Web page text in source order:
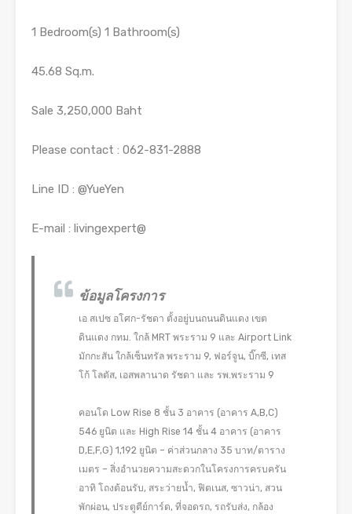
1 Bedroom(s) 1 Bathroom(s)
45.68 Sq.m.
Sale 3,250,000 Baht
Please contact : 062-831-2888
Line ID : @YueYen
E-mail : livingexpert@
ข้อมูลโครงการ
เอ สเปซ อโศก-รัชดา ตั้งอยู่บนถนนดินแดง เขต
ดินแดง กทม. ใกล้ MRT พระราม 9 และ Airport Link
มักกะสัน ใกล้เซ็นทรัล พระราม 9, ฟอร์จูน, บิ๊กซี, เทส
โก้ โลตัส, เอสพลานาด รัชดา และ รพ.พระราม 9
คอนโด Low Rise 8 ชั้น 3 อาคาร (อาคาร A,B,C)
546 ยูนิต และ High Rise 14 ชั้น 4 อาคาร (อาคาร
D,E,F,G) 1,192 ยูนิต – ค่าส่วนกลาง 35 บาท/ตาราง
เมตร – สิ่งอำนวยความสะดวกในโครงการครบครัน
อาทิ โถงต้อนรับ, สระว่ายน้ำ, ฟิตเนส, ซาวน่า, สวน
พักผ่อน, ประตูตีย์การ์ด, ที่จอดรถ, รถรับส่ง, กล้อง